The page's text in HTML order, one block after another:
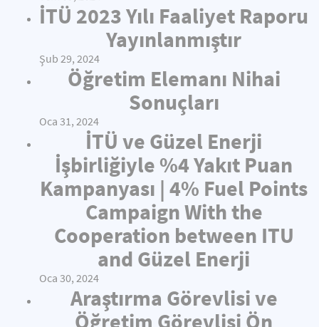
İTÜ 2023 Yılı Faaliyet Raporu
Yayınlanmıştır
Şub 29, 2024
Öğretim Elemanı Nihai
Sonuçları
Oca 31, 2024
İTÜ ve Güzel Enerji
İşbirliğiyle %4 Yakıt Puan
Kampanyası | 4% Fuel Points
Campaign With the
Cooperation between ITU
and Güzel Enerji
Oca 30, 2024
Araştırma Görevlisi ve
Öğretim Görevlisi Ön